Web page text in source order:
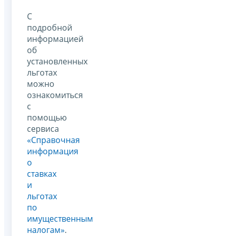
С
подробной
информацией
об
установленных
льготах
можно
ознакомиться
с
помощью
сервиса
«Справочная
информация
о
ставках
и
льготах
по
имущественным
налогам».